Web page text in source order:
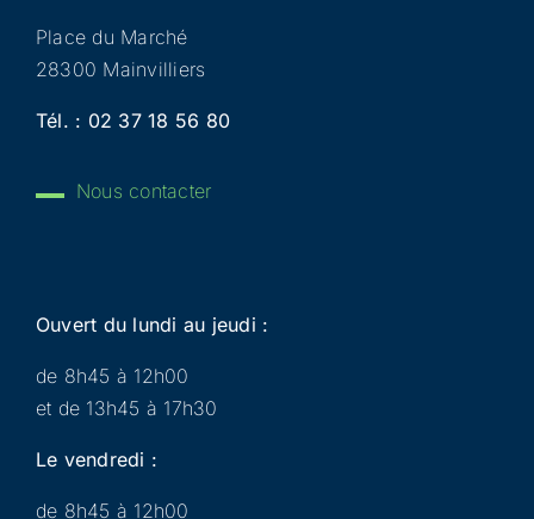
Place du Marché
28300 Mainvilliers
Tél. : 02 37 18 56 80
Nous contacter
Ouvert du lundi au jeudi :
de 8h45 à 12h00
et de 13h45 à 17h30
Le vendredi :
de 8h45 à 12h00